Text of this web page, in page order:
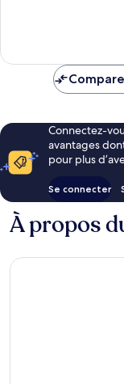
Connectez-
avantages
pour plus
Se connecter
À propos